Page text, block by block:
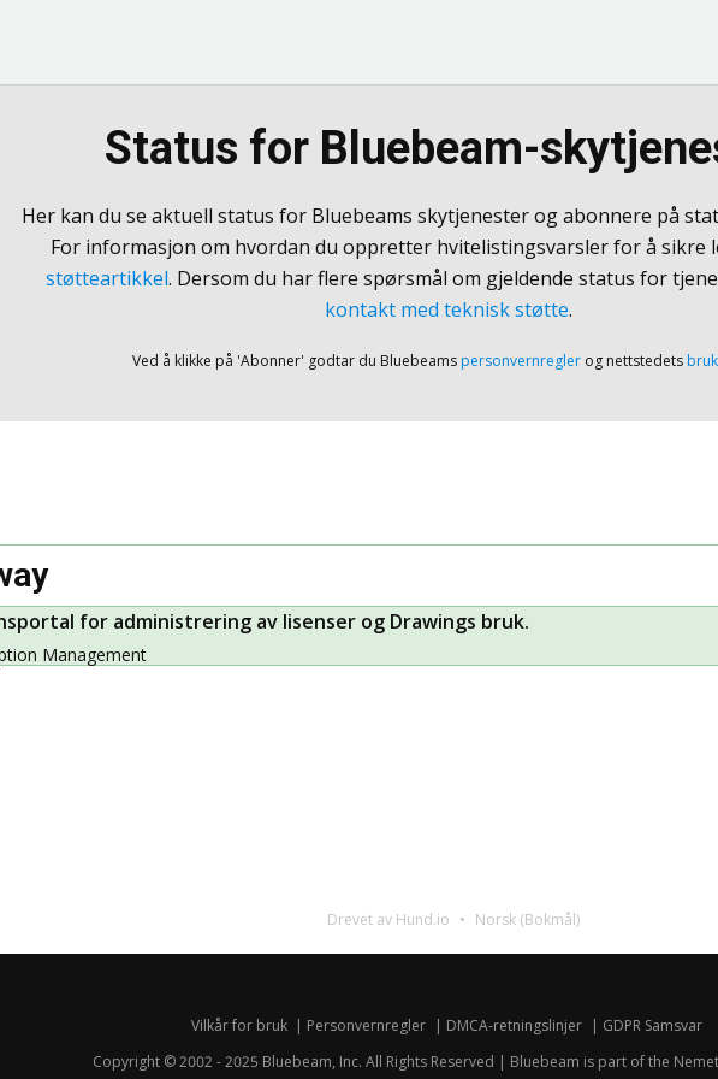
Status for Bluebeam-
Her kan du se aktuell status for Bluebeams skytjenester og abonnere på
For informasjon om hvordan du oppretter hvitelistingsvarsler for å sikre
støtteartikkel. Dersom du har flere spørsmål om gjeldende status for
kontakt med teknisk støtte.
Ved å klikke på 'Abonner' godtar du Bluebeams personvernregler og nettstedets
for administrering av lisenser og Drawings bruk.
Management
Drevet av Hund.io Norsk (Bokmål)
Vilkår for bruk Personvernregler DMCA-retningslinjer
GDPR Samsvar
Copyright © 2002 - 2025 Bluebeam, Inc. All Rights Reserved | Bluebeam is part of the